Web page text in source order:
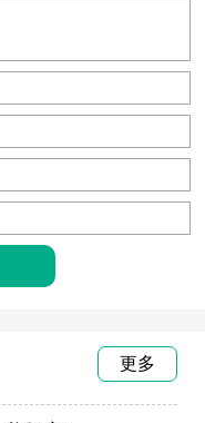
更多